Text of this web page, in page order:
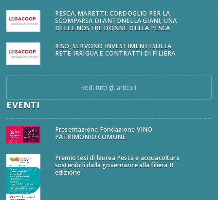
PESCA, MARETTI: CORDOGLIO PER LA
SCOMPARSA DI ANTONELLA GIANI, UNA
DELLE NOSTRE DONNE DELLA PESCA
RISO, SERVONO INVESTIMENTI SULLA
RETE IRRIGUA E CONTRATTI DI FILIERA
vedi tutti gli articoli
EVENTI
Presentazione Fondazione VINO
PATRIMONIO COMUNE
Premio tesi di laurea Pesca e acquacoltura
sostenibili dalla governance alla filiera II
edizione